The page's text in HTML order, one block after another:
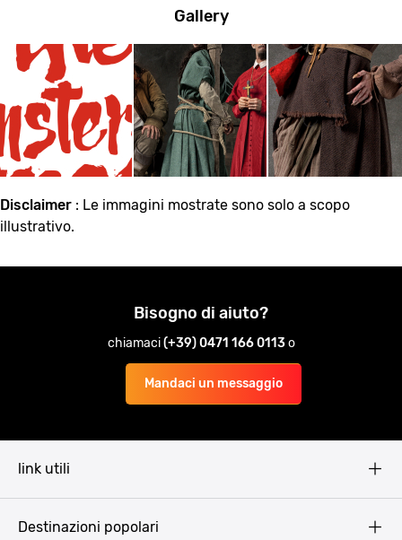
Gallery
Disclaimer : Le immagini mostrate sono solo a scopo
illustrativo.
Bisogno di aiuto?
chiamaci(+39) 0471 166 0113o
Mandaci un messaggio
link utili
Destinazioni popolari